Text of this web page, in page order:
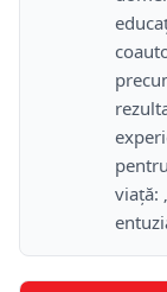
viață: